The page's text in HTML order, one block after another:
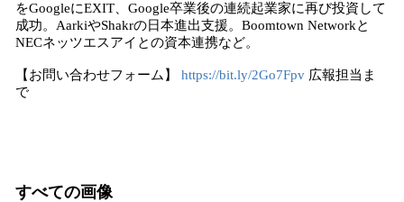
をGoogleにEXIT、Google卒業後の連続起業家に再び投資して
成功。AarkiやShakrの日本進出支援。Boomtown Networkと
NECネッツエスアイとの資本連携など。
【お問い合わせフォーム】 https://bit.ly/2Go7Fpv 広報担当ま
で
すべての画像